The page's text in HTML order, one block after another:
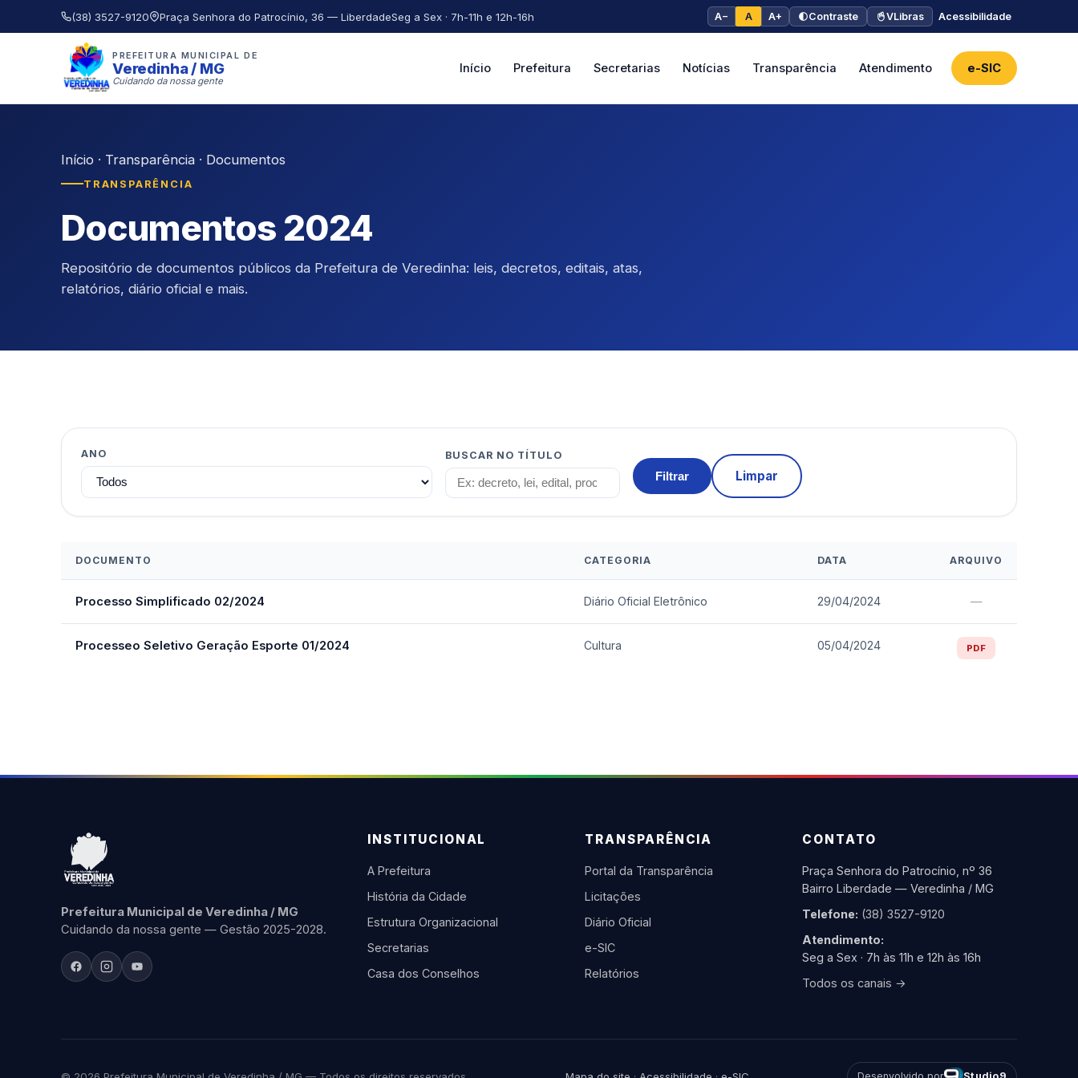
(38) 3527-9120 Praça Senhora do Patrocínio, 36 — LiberdadeSeg a Sex · 7h-11h e 12h-16h A− A A+ Contraste VLibras Acessibilidade
PREFEITURA MUNICIPAL DE
Veredinha / MG
Cuidando da nossa gente
Início Prefeitura Secretarias Notícias Transparência Atendimento e-SIC
Início · Transparência · Documentos
TRANSPARÊNCIA
Documentos 2024
Repositório de documentos públicos da Prefeitura de Veredinha: leis, decretos, editais, atas,
relatórios, diário oficial e mais.
ANO BUSCAR NO TÍTULO
Filtrar Limpar
DOCUMENTO CATEGORIA DATA ARQUIVO
Processo Simplificado 02/2024 Diário Oficial Eletrônico 29/04/2024 —
Processeo Seletivo Geração Esporte 01/2024 Cultura 05/04/2024 PDF
Prefeitura Municipal de Veredinha / MG
Cuidando da nossa gente — Gestão 2025-2028.
INSTITUCIONAL
A Prefeitura
História da Cidade
Estrutura Organizacional
Secretarias
Casa dos Conselhos
TRANSPARÊNCIA
Portal da Transparência
Licitações
Diário Oficial
e-SIC
Relatórios
CONTATO
Praça Senhora do Patrocínio, nº 36
Bairro Liberdade — Veredinha / MG
Telefone: (38) 3527-9120
Atendimento:
Seg a Sex · 7h às 11h e 12h às 16h
Todos os canais →